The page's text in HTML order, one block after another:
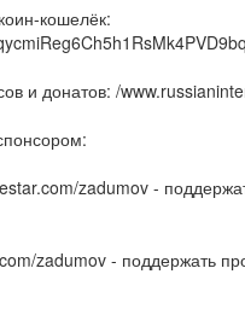
кошелёк:
и донатов: /
zadumov -
zadumov - поддержать